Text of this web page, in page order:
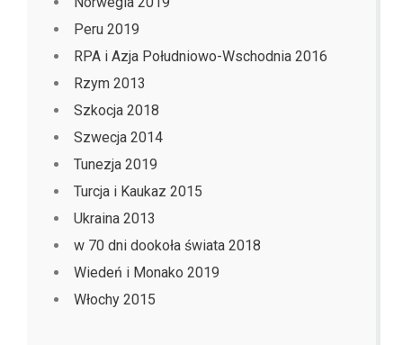
Peru 2019
RPA i Azja Południowo-Wschodnia 2016
Rzym 2013
Szkocja 2018
Szwecja 2014
Tunezja 2019
Turcja i Kaukaz 2015
Ukraina 2013
w 70 dni dookoła świata 2018
Wiedeń i Monako 2019
Włochy 2015